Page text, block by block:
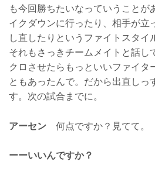
も今回勝ちたいなっていうことが
イクダウンに行ったり、相手が立
し直したりというファイトスタイ
それもさっきチームメイトと話し
クロさせたらもっといいファイタ
ともあったんで。だから出直しっ
す。次の試合までに。
アーセン 何点ですか？見てて。
ーーいいんですか？